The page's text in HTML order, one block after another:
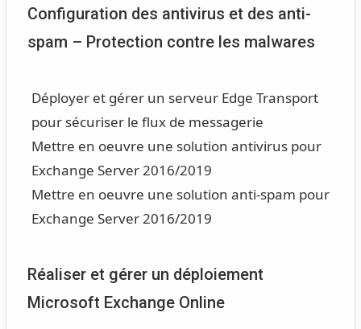
Configuration des antivirus et des anti-
spam – Protection contre les malwares
Déployer et gérer un serveur Edge Transport
pour sécuriser le flux de messagerie
Mettre en oeuvre une solution antivirus pour
Exchange Server 2016/2019
Mettre en oeuvre une solution anti-spam pour
Exchange Server 2016/2019
Réaliser et gérer un déploiement
Microsoft Exchange Online